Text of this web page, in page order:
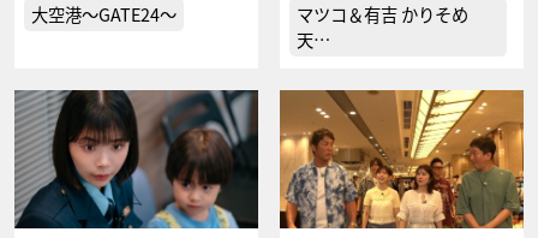
大空港～GATE24～
マツコ＆有吉 かりそめ
天…